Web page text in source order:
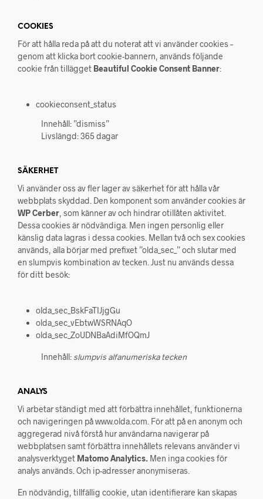
COOKIES
För att hålla reda på att du noterat att vi använder cookies –
genom att klicka bort cookie-bannern, används följande
cookie från tillägget Beautiful Cookie Consent Banner:
cookieconsent_status
Innehåll: ”dismiss”
Livslängd: 365 dagar
SÄKERHET
Vi använder oss av fler lager av säkerhet för att hålla vår
webbplats skyddad. Den komponent som använder cookies är
WP Cerber , som känner av och hindrar otillåten aktivitet.
Dessa cookies är nödvändiga. Men ingen personlig eller
känslig data lagras i dessa cookies. Mellan två och sex cookies
används, alla börjar med prefixet ”olda_sec_” och slutar med
en slumpvis kombination av tecken. Just nu används dessa
för ditt besök:
olda_sec_BskFaTIJjgGu
olda_sec_vEbtwWSRNAqO
olda_sec_ZoUDNBaAdiMfOQmJ
Innehåll: slumpvis alfanumeriska tecken
ANALYS
Vi arbetar ständigt med att förbättra innehållet, funktionerna
och navigeringen på www.olda.com. För att på en anonym och
aggregerad nivå förstå hur användarna navigerar på
webbplatsen samt förbättra innehållets relevans använder vi
analysverktyget Matomo Analytics. Men inga cookies för
analys används. Och ip-adresser anonymiseras.
En nödvändig, tillfällig cookie, utan identifierare kan skapas